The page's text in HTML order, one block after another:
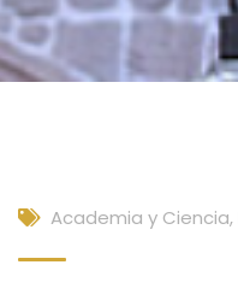
Academia y Ciencia,